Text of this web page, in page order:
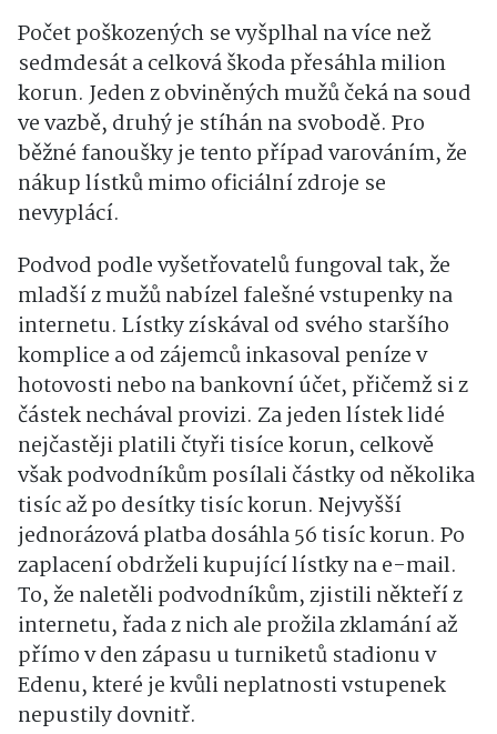
Počet poškozených se vyšplhal na více než
sedmdesát a celková škoda přesáhla milion
korun. Jeden z obviněných mužů čeká na soud
ve vazbě, druhý je stíhán na svobodě. Pro
běžné fanoušky je tento případ varováním, že
nákup lístků mimo oficiální zdroje se
nevyplácí.
Podvod podle vyšetřovatelů fungoval tak, že
mladší z mužů nabízel falešné vstupenky na
internetu. Lístky získával od svého staršího
komplice a od zájemců inkasoval peníze v
hotovosti nebo na bankovní účet, přičemž si z
částek nechával provizi. Za jeden lístek lidé
nejčastěji platili čtyři tisíce korun, celkově
však podvodníkům posílali částky od několika
tisíc až po desítky tisíc korun. Nejvyšší
jednorázová platba dosáhla 56 tisíc korun. Po
zaplacení obdrželi kupující lístky na e-mail.
To, že naletěli podvodníkům, zjistili někteří z
internetu, řada z nich ale prožila zklamání až
přímo v den zápasu u turniketů stadionu v
Edenu, které je kvůli neplatnosti vstupenek
nepustily dovnitř.